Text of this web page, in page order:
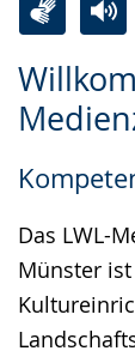
)
Das LWL-
Münster
Leichten
Sprache
Audio-
Video
in
wird
angezeigt.